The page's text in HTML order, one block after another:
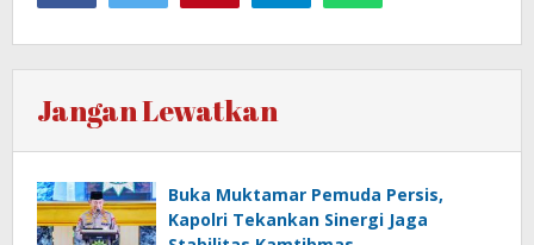
Jangan Lewatkan
Buka Muktamar Pemuda Persis,
Kapolri Tekankan Sinergi Jaga